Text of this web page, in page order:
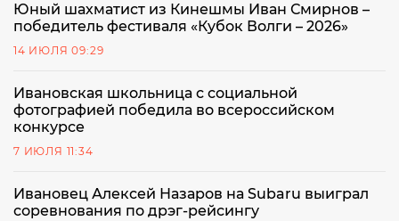
Юный шахматист из Кинешмы Иван Смирнов –
победитель фестиваля «Кубок Волги – 2026»
14 ИЮЛЯ 09:29
Ивановская школьница с социальной
фотографией победила во всероссийском
конкурсе
7 ИЮЛЯ 11:34
Ивановец Алексей Назаров на Subaru выиграл
соревнования по дрэг-рейсингу